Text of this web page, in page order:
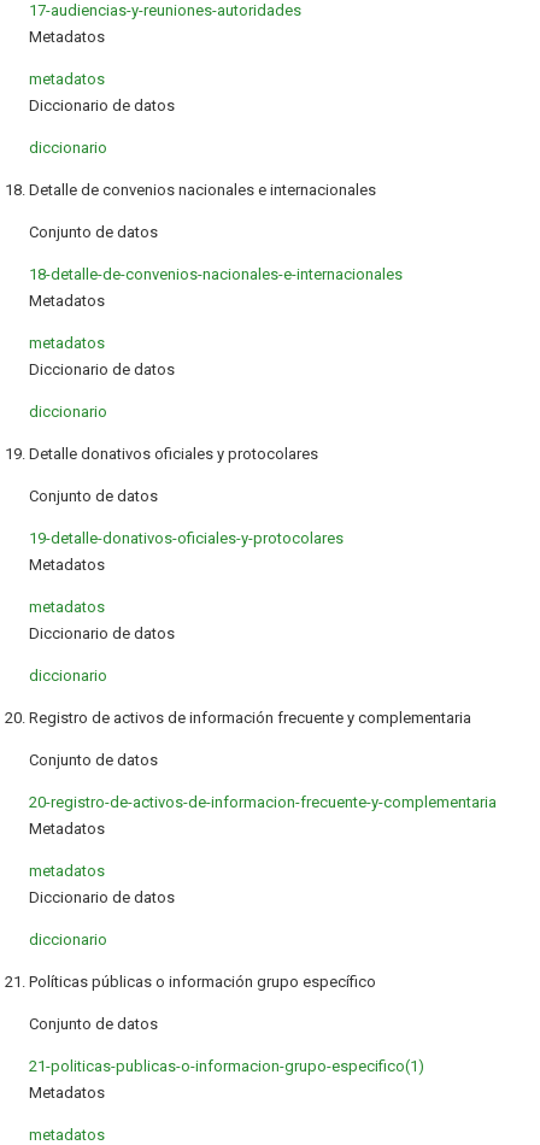
17-audiencias-y-reuniones-autoridades
Metadatos
metadatos
Diccionario de datos
diccionario
18. Detalle de convenios nacionales e internacionales
Conjunto de datos
18-detalle-de-convenios-nacionales-e-internacionales
Metadatos
metadatos
Diccionario de datos
diccionario
19. Detalle donativos oficiales y protocolares
Conjunto de datos
19-detalle-donativos-oficiales-y-protocolares
Metadatos
metadatos
Diccionario de datos
diccionario
20. Registro de activos de información frecuente y complementaria
Conjunto de datos
20-registro-de-activos-de-informacion-frecuente-y-complementaria
Metadatos
metadatos
Diccionario de datos
diccionario
21. Políticas públicas o información grupo específico
Conjunto de datos
21-politicas-publicas-o-informacion-grupo-especifico(1)
Metadatos
metadatos